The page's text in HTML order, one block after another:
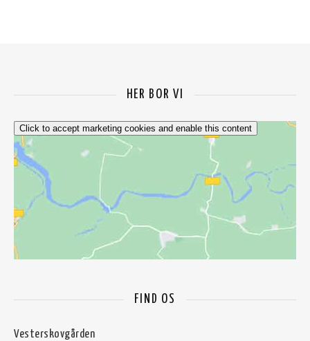
HER BOR VI
Click to accept marketing cookies and enable this content
FIND OS
Vesterskovgården